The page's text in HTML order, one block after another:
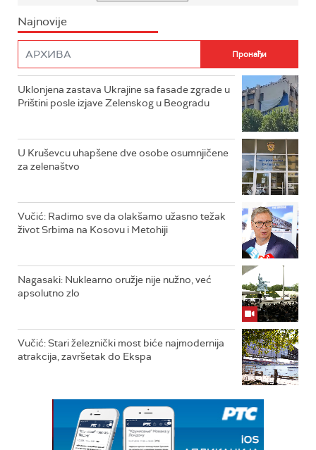
Najnovije
Uklonjena zastava Ukrajine sa fasade zgrade u
Prištini posle izjave Zelenskog u Beogradu
U Kruševcu uhapšene dve osobe osumnjičene
za zelenaštvo
Vučić: Radimo sve da olakšamo užasno težak
život Srbima na Kosovu i Metohiji
Nagasaki: Nuklearno oružje nije nužno, već
apsolutno zlo
Vučić: Stari železnički most biće najmodernija
atrakcija, završetak do Ekspa